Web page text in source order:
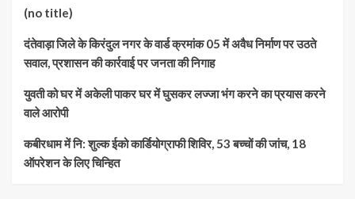
(no title)
दंतेवाड़ा जिले के किरंदुल नगर के वार्ड क्रमांक 05 में अवैध निर्माण पर उठते
सवाल, प्रशासन की कार्रवाई पर जनता की निगाह
युवती को घर में अकेली पाकर घर में घुसकर लज्जा भंग करने का प्रयास करने
वाले आरोपी
कबीरधाम में नि: शुल्क ईको कार्डियोग्राफी शिविर, 53 बच्चों की जांच, 18
ऑपरेशन के लिए चिन्हित